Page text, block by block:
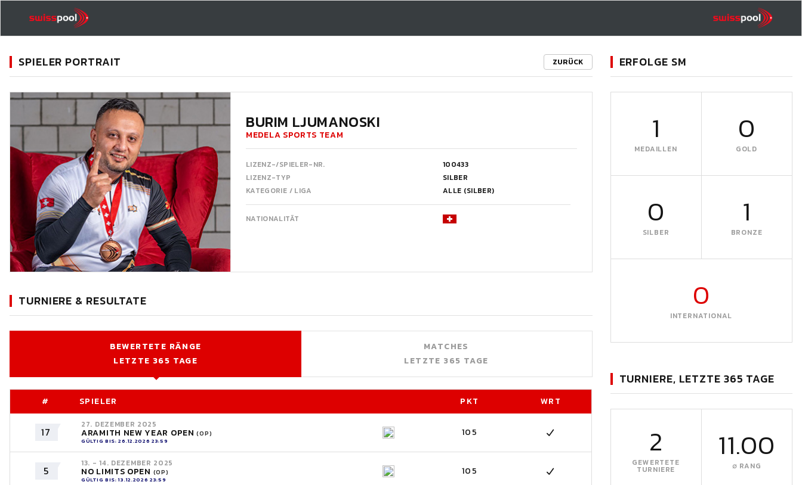
SPIELER PORTRAIT ZURÜCK
11
BURIM LJUMANOSKI
MEDELA SPORTS TEAM
LIZENZ-/SPIELER-NR.
100433
LIZENZ-TYP
SILBER
KATEGORIE / LIGA
ALLE (SILBER)
NATIONALITÄT
TURNIERE & RESULTATE
BEWERTETE RÄNGE
LETZTE 365 TAGE
MATCHES
LETZTE 365 TAGE
# SPIELER PKT WRT
17
27. DEZEMBER 2025
ARAMITH NEW YEAR OPEN(OP)
GÜLTIG BIS: 26.12.2026 23:59
105
5
13. - 14. DEZEMBER 2025
NO LIMITS OPEN (OP)
GÜLTIG BIS: 13.12.2026 23:59
105
ERFOLGE SM
1
MEDAILLEN
0
GOLD
0
SILBER
1
BRONZE
0
INTERNATIONAL
TURNIERE, LETZTE 365 TAGE
2
GEWERTETE
TURNIERE
11.00
∅ RANG